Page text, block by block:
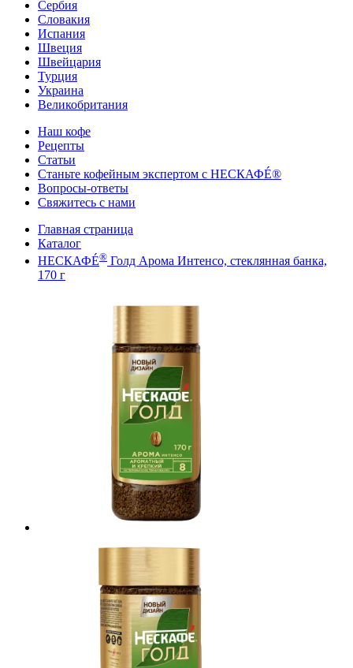
Сербия
Словакия
Испания
Швеция
Швейцария
Турция
Украина
Великобритания
Наш кофе
Рецепты
Cтатьи
Станьте кофейным экспертом с НЕСКАФÉ®
Вопросы-ответы
Свяжитесь с нами
Главная страница
Каталог
НЕСКАФÉ® Голд Арома Интенсо, стеклянная банка,
170 г